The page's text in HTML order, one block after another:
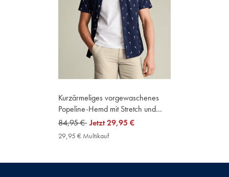
Kurzärmeliges vorgewaschenes
Popeline-Hemd mit Stretch und
Papageien-Motiv - Marineblau
was
84,95
84,95 € now
29,95
Jetzt29,95 €
29,95 € Multikauf29,95
Price